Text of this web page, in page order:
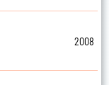
2008